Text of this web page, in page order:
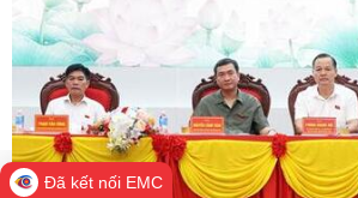
Đã kết nối EMC